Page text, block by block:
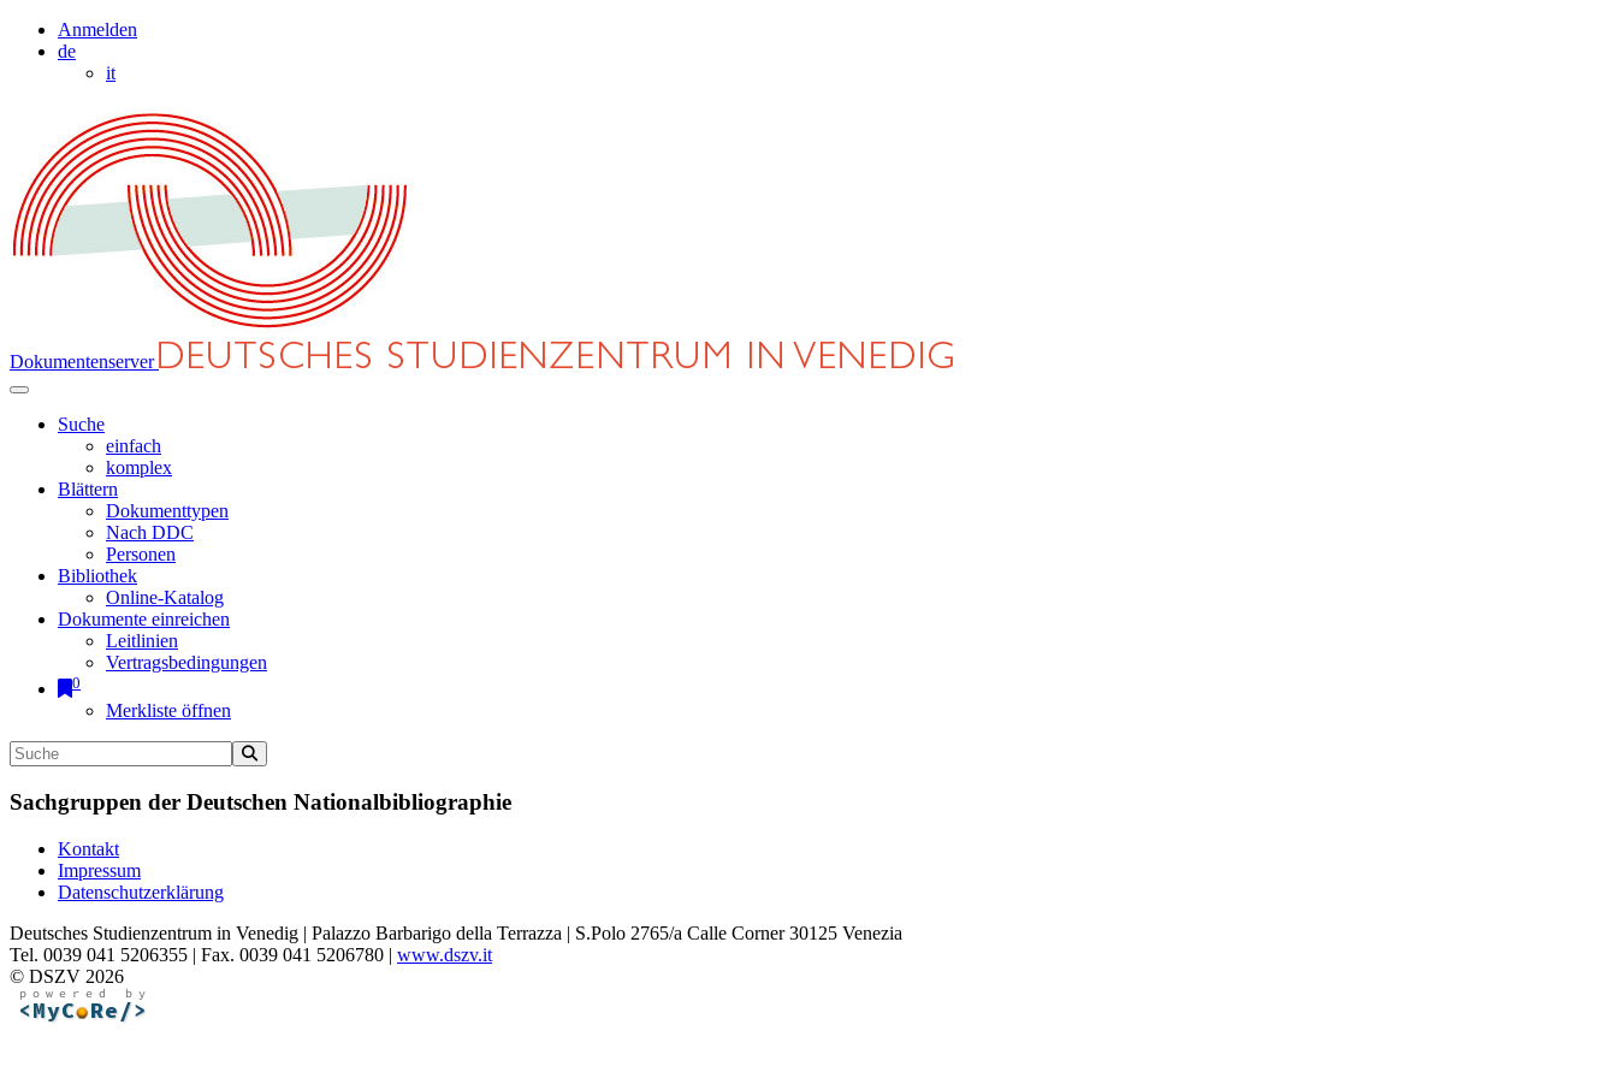
Anmelden
de
it
Dokumentenserver
Suche
einfach
komplex
Blättern
Dokumenttypen
Nach DDC
Personen
Bibliothek
Online-Katalog
Dokumente einreichen
Leitlinien
Vertragsbedingungen
0
Merkliste öffnen
Sachgruppen der Deutschen Nationalbibliographie
Kontakt
Impressum
Datenschutzerklärung
Deutsches Studienzentrum in Venedig | Palazzo Barbarigo della Terrazza | S.Polo 2765/a Calle Corner 30125 Venezia
Tel. 0039 041 5206355 | Fax. 0039 041 5206780 | www.dszv.it
© DSZV 2026